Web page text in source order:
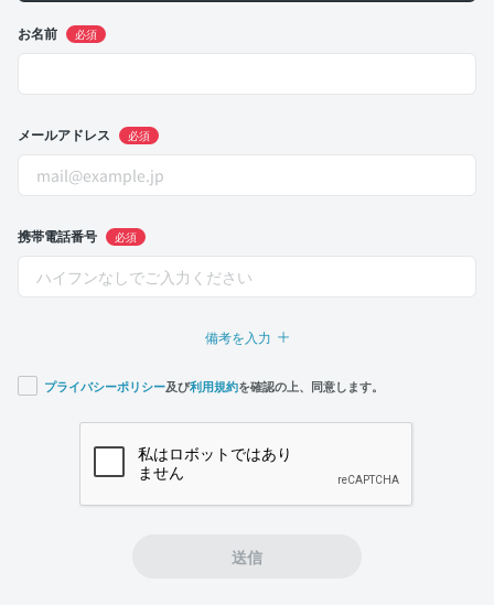
お名前 必須
メールアドレス 必須
携帯電話番号 必須
備考を入力
プライバシーポリシー及び利用規約を確認の上、同意します。
送信